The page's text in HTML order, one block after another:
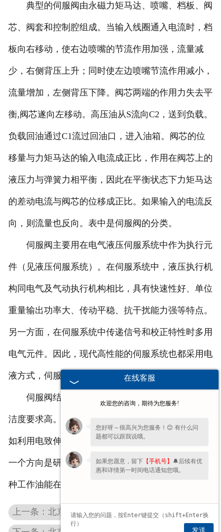
典型的伺服阀由永磁力矩马达、喷嘴、档板、阀
芯、阀套和控制腔组成。当输入线圈通入电流时，档
板向右移动，使右边喷嘴的节流作用加强，流量减
少，右侧背压上升；同时使左边喷嘴节流作用减小，
流量增加，左侧背压下降。阀芯两端的作用力失去平
衡,阀芯遂向左移动。高压油从S流向C2，送到负载。
负载回油通过C1流过回油口，进入油箱。阀芯的位
移量与力矩马达的输入电流成正比，作用在阀芯上的
液压力与弹簧力相平衡，因此在平衡状态下力矩马达
的差动电流与阀芯的位移成正比。如果输入的电流反
向，则流量也反向。表中是伺服阀的分类。
伺服阀主要用在电气液压伺服系统中作为执行元
件（见液压伺服系统）。在伺服系统中，液压执行机
构同电气及气动执行机构相比，具有快速性好、单位
重量输出功率大、传动平稳、抗干扰能力强等特点。
另一方面，在伺服系统中传递信号和校正特性时多用
电气元件。因此，现代高性能的伺服系统也都采用电
液方式，伺服阀就是这种系统的必需元件。
伺服阀结构比较复杂，造价高，对油的质量和清
洁度要求高。新型的伺服阀正试图克服这些缺点，例
如利用电致伸缩元件的伺服阀，使结构大为简化。另
一个方向是研制特殊的工作油（如电气粘性油）。这
种工作油能在电磁的作用下改变粘性系数。
上一条：北京atos比例阀
在线客服
欢迎您的咨询，期待为您服务!
您好呀～很高兴为您服务！😊 有什么问
题都可以跟我说哦。
如果您愿意，留下 【手机号】 🔔后续有优
惠和详情第一时间电话通知您哦。
发送